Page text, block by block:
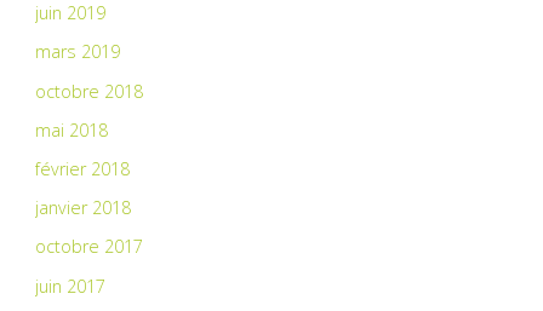
juin 2019
mars 2019
octobre 2018
mai 2018
février 2018
janvier 2018
octobre 2017
juin 2017